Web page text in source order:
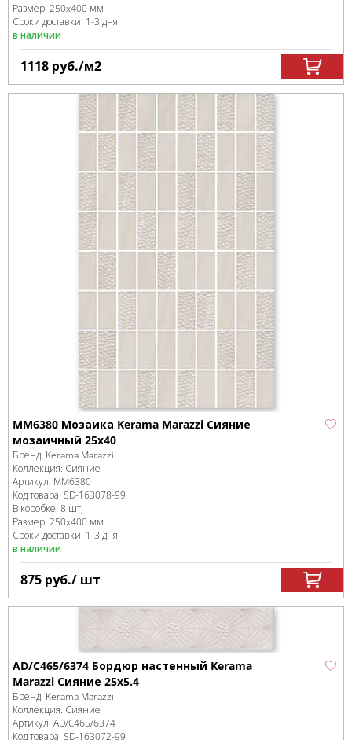
Размер: 250x400 мм
Сроки доставки: 1-3 дня
в наличии
1118 руб./м2
MM6380 Мозаика Kerama Marazzi Сияние
мозаичный 25x40
Бренд: Kerama Marazzi
Коллекция: Сияние
Артикул: MM6380
Код товара: SD-163078-99
В коробке: 8 шт,
Размер: 250x400 мм
Сроки доставки: 1-3 дня
в наличии
875 руб./ шт
AD/C465/6374 Бордюр настенный Kerama
Marazzi Сияние 25x5.4
Бренд: Kerama Marazzi
Коллекция: Сияние
Артикул: AD/C465/6374
Код товара: SD-163072-99